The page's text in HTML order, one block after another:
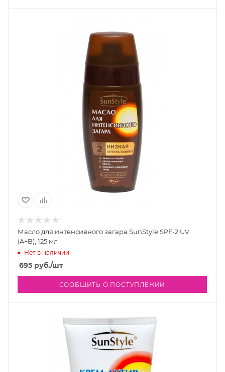
Масло для интенсивного загара SunStyle SPF-2 UV
(A+B), 125 мл
Нет в наличии
695 руб./шт
СООБЩИТЬ О ПОСТУПЛЕНИИ